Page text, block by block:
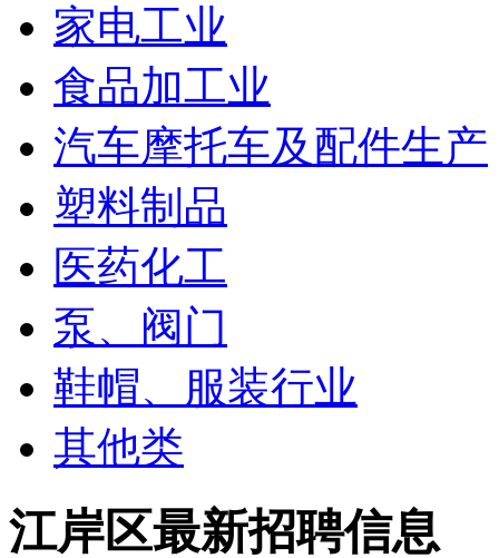
家电工业
食品加工业
汽车摩托车及配件生产
塑料制品
医药化工
泵、阀门
鞋帽、服装行业
其他类
江岸区最新招聘信息